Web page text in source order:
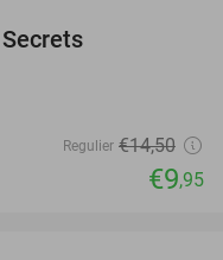
Regulier €14,50
€9,95